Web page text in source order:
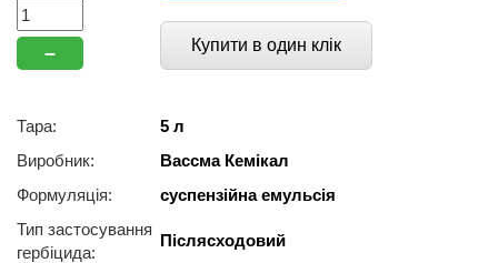
– Купити в один клік
Тара:
5 л
Виробник:
Вассма Кемікал
Формуляція:
суспензійна емульсія
Тип застосування
гербіцида:
Післясходовий